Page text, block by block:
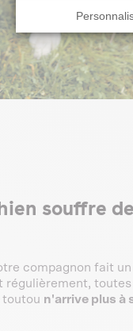
souffre
compagnon fait
toutou n'arrive plus à